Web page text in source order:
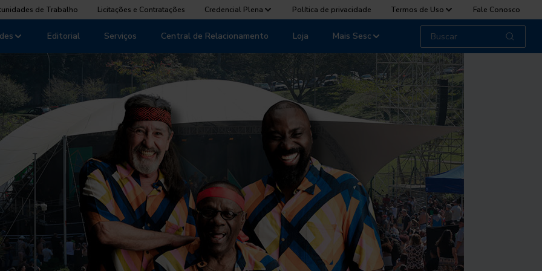
de Trabalho Licitações e Contratações Credencial Plena Política de privacidade Termos de Uso Fale Conosco
Editorial Serviços Central de Relacionamento Loja Mais Sesc